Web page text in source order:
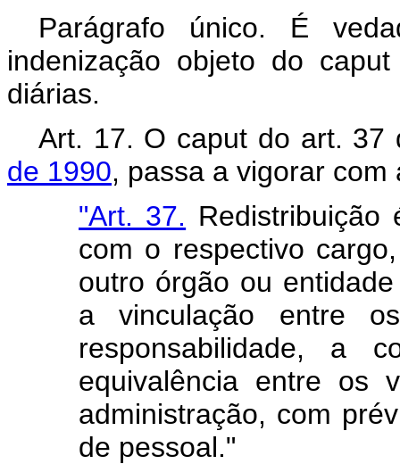
Parágrafo único. É
indenização objeto do
diárias.
Art. 17. O caput do art.
de 1990, passa a vigorar
"Art. 37. Redistribuição
com o respectivo
outro órgão ou
a vinculação entre
responsabilidade, a
equivalência entre os
administração, com
de pessoal."